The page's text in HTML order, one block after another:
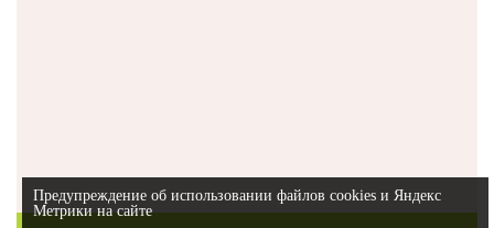
Предупреждение об использовании файлов cookies и Яндекс
Метрики на сайте